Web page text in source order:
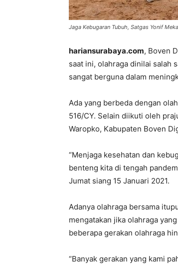
Jaga Kebugaran Tubuh, Satgas Yonif
hariansurabaya.com, Boven
saat ini, olahraga dinilai salah
sangat berguna dalam
Ada yang berbeda dengan
516/CY. Selain diikuti oleh
Waropko, Kabupaten Boven
“Menjaga kesehatan dan
benteng kita di tengah
Jumat siang 15 Januari 2021.
Adanya olahraga bersama
mengatakan jika olahraga
beberapa gerakan olahraga
“Banyak gerakan yang kami